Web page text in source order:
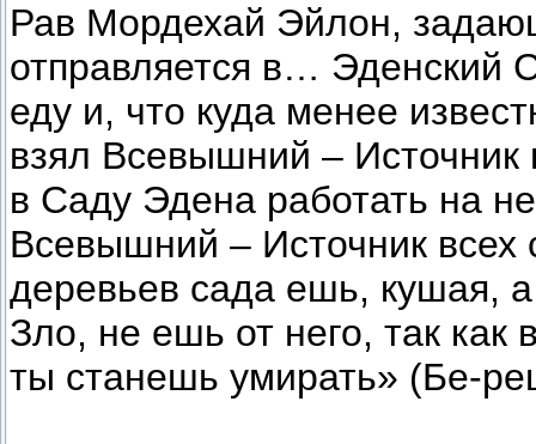
Рав Мордехай Эйлон,
отправляется в… Эденский
еду и, что куда менее
взял Всевышний – Источник
в Саду Эдена работать на
Всевышний – Источник всех
деревьев сада ешь, кушая,
Зло, не ешь от него, так как
ты станешь умирать» (Бе-